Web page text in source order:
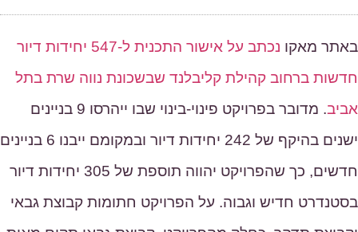
מאקו
נכתב על אישור התכנית ל-547 יחידות דיור
ברחוב קהילת קליבלנד שבשכונת נווה שרת בתל
. מדובר בפרויקט פינוי-בינוי שבו ייהרסו 9 בניינים
ישנים בהיקף של 242 יחידות דיור ובמקומם ייבנו 6 בניינים
חדשים, כך שהפרויקט יהווה תוספת של 305 יחידות דיור
חדיש וגבוה. על הפרויקט חתומות קבוצת גבאי